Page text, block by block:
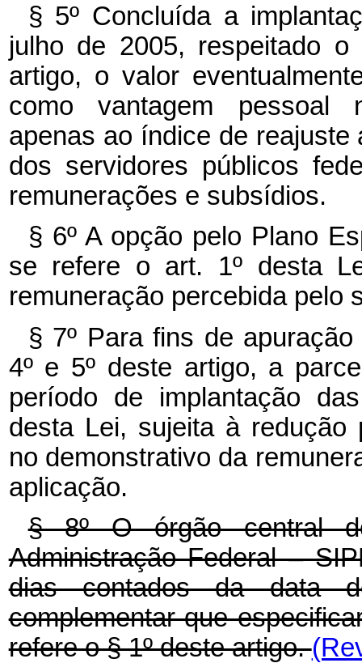
§ 5º Concluída a
julho de 2005, respeitado
artigo, o valor
como vantagem pessoal
apenas ao índice de
dos servidores públicos
remunerações e subsídios.
§ 6º A opção pelo Plano
se refere o art. 1º desta
remuneração percebida pelo
§ 7º Para fins de
4º e 5º deste artigo, a
período de implantação
desta Lei, sujeita à redução
no demonstrativo da
aplicação.
§ 8º O órgão central
Administração Federal –
dias contados da data
complementar que
refere o § 1º deste artigo.